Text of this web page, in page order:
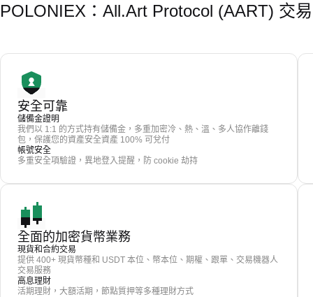
POLONIEX：All.Art Protocol (AART) 交
安全可靠
儲備金證明
我們以 1:1 的方式持有儲備金，多重加密冷、熱、溫、多人協作離錢
包，保護您的資產安全資產 100% 可兌付
帳號安全
多重安全項驗證，異地登入提醒，防 cookie 劫持
全面的加密貨幣業務
現貨和合約交易
提供 400+ 現貨幣種和 USDT 本位、幣本位、期權、跟單、交易機器人
交易服務
高息理財
活期理財，大額活期，節點質押等多種理財方式